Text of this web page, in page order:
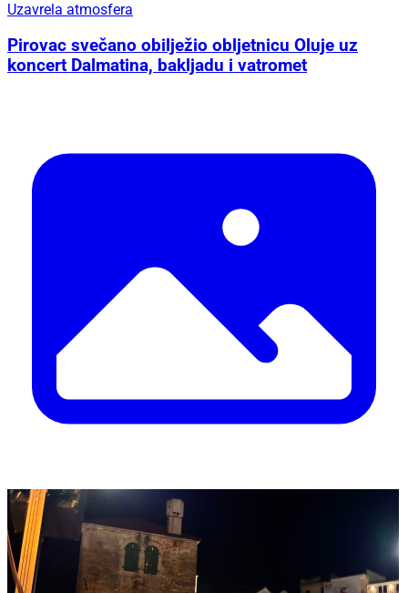
Uzavrela atmosfera
Pirovac svečano obilježio obljetnicu Oluje uz
koncert Dalmatina, bakljadu i vatromet